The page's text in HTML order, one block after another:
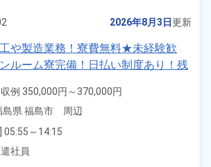
正社員 ※無期雇用派遣
期間従業員
してください
してください
2026年8月3日更新
や製造業務！寮費無料★未経験歓
ルーム寮完備！日払い制度あり！残
予定も立てやすい♪！正社員登用制
福島市》
収例 350,000円～370,000円
給 1,625円～1,625円
島県 福島市　周辺
05:55～14:15
13:55～22:15
21:55～06:15
社員